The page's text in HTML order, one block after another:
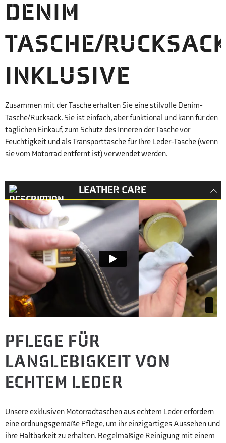
DENIM
TASCHE/
INKLUSIVE
Zusammen mit der Tasche erhalten Sie eine stilvolle Denim-
Tasche/Rucksack. Sie ist einfach, aber funktional und kann für den
täglichen Einkauf, zum Schutz des Inneren der Tasche vor
Feuchtigkeit und als Transporttasche für Ihre Leder-Tasche (wenn
sie vom Motorrad entfernt ist) verwendet werden.
LEATHER CARE
PFLEGE FÜR
LANGLEBIGKEIT VON
ECHTEM LEDER
Unsere exklusiven Motorradtaschen aus echtem Leder erfordern
eine ordnungsgemäße Pflege, um ihr einzigartiges Aussehen und
ihre Haltbarkeit zu erhalten. Regelmäßige Reinigung mit einem